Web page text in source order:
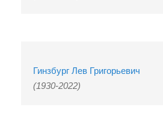
Гинзбург Лев Григорьевич
(1930-2022)